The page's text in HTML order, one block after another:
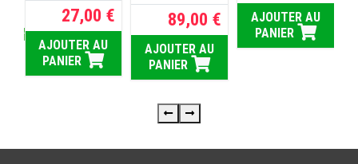
ouvrés
27,00 €
AJOUTER AU
PANIER
89,00 €
AJOUTER AU
PANIER
AJOUTER AU
PANIER